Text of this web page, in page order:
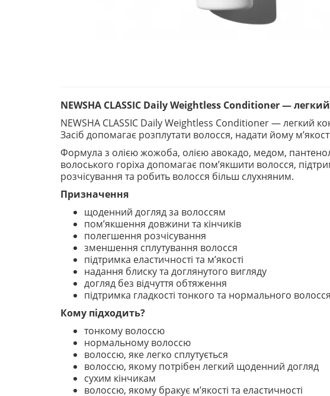
NEWSHA CLASSIC Daily Weightless Conditioner —
NEWSHA CLASSIC Daily Weightless Conditioner — легкий
Засіб допомагає розплутати волосся, надати йому
Формула з олією жожоба, олією авокадо, медом,
волоського горіха допомагає пом’якшити волосся,
розчісування та робить волосся більш слухняним.
Призначення
щоденний догляд за волоссям
пом’якшення довжини та кінчиків
полегшення розчісування
зменшення сплутування волосся
підтримка еластичності та м’якості
надання блиску та доглянутого вигляду
догляд без відчуття обтяження
підтримка гладкості тонкого та нормального волосся
Кому підходить?
тонкому волоссю
нормальному волоссю
волоссю, яке легко сплутується
волоссю, якому потрібен легкий щоденний догляд
сухим кінчикам
волоссю, якому бракує м’якості та еластичності